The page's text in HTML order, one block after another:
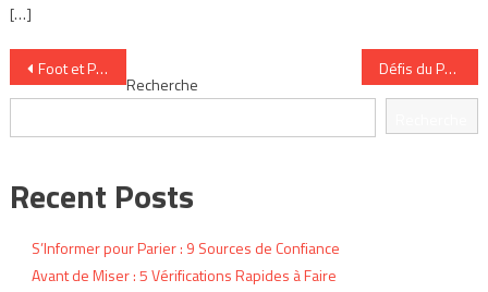
[…]
Navigation
de
l’article
Foot et Paris : Approches pour Gagner Davantage Défis du Parieur Moderne : 8 Obstacles à Surmonter
Recherche
Recent Posts
S’Informer pour Parier : 9 Sources de Confiance
Avant de Miser : 5 Vérifications Rapides à Faire